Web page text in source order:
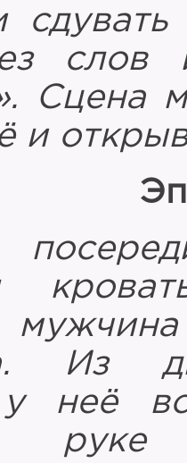
слов
Сцена
и
Из
неё